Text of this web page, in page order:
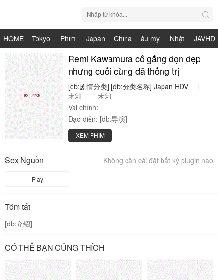
HOME
Tokyo
Hot
Phim
Nhật
Bản
Japan
HDV
China
live
âu mỹ
Nhật
Bản
JAVHD
Remi Kawamura cố gắng dọn dẹp
nhưng cuối cùng đã thống trị
[db:剧情分类] [db:分类名称] Japan HDV
未知
未知
Vai chính:
Đạo diễn: [db:导演]
XEM PHIM
Không cần cài đặt bất kỳ plugin nào
Sex Nguồn
Play
Tóm tắt
[db:介绍]
CÓ THỂ BẠN CŨNG THÍCH